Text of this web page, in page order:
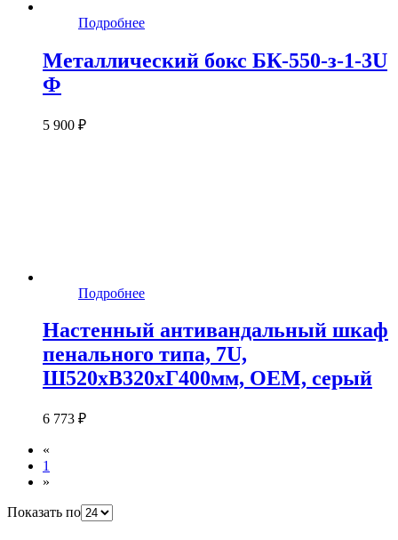
Подробнее
Металлический бокс БК-550-з-1-3U
Ф
5 900 ₽
Подробнее
Настенный антивандальный шкаф
пенального типа, 7U,
Ш520хВ320хГ400мм, OEM, серый
6 773 ₽
«
1
»
Показать по